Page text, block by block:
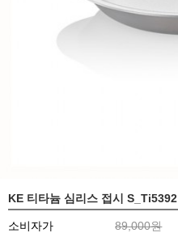
KE 티타늄 심리스 접시 S_Ti5392
소비자가
89,000원